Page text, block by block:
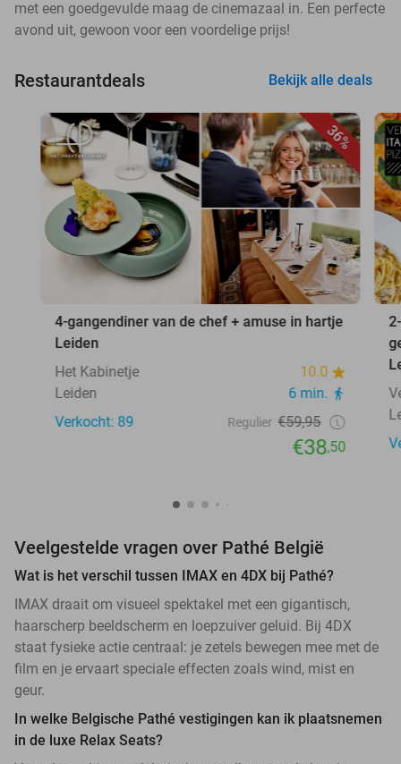
met een goedgevulde maag de cinemazaal in. Een perfecte
avond uit, gewoon voor een voordelige prijs!
Restaurantdeals Bekijk alle deals
36%
4-gangendiner van de chef + amuse in hartje
Leiden
Het Kabinetje
10.0
Leiden
6 min.
Verkocht: 89
Regulier €59,95
€38,50
Veelgestelde vragen over Pathé België
Wat is het verschil tussen IMAX en 4DX bij Pathé?
IMAX draait om visueel spektakel met een gigantisch,
haarscherp beeldscherm en loepzuiver geluid. Bij 4DX
staat fysieke actie centraal: je zetels bewegen mee met de
film en je ervaart speciale effecten zoals wind, mist en
geur.
In welke Belgische Pathé vestigingen kan ik plaatsnemen
in de luxe Relax Seats?